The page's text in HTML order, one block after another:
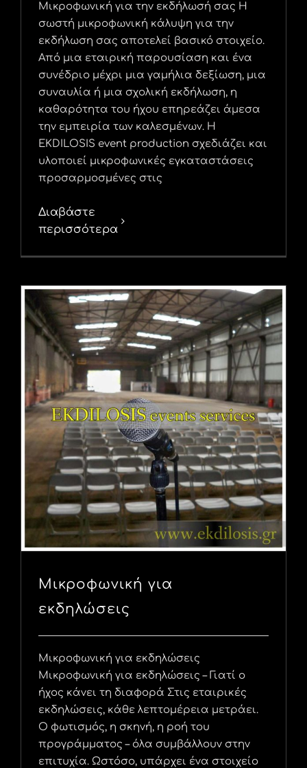
Μικροφωνική για την εκδήλωσή σας Η
σωστή μικροφωνική κάλυψη για την
εκδήλωση σας αποτελεί βασικό στοιχείο.
Από μια εταιρική παρουσίαση και ένα
συνέδριο μέχρι μια γαμήλια δεξίωση, μια
συναυλία ή μια σχολική εκδήλωση, η
καθαρότητα του ήχου επηρεάζει άμεσα
την εμπειρία των καλεσμένων. Η
EKDILOSIS event production σχεδιάζει και
υλοποιεί μικροφωνικές εγκαταστάσεις
προσαρμοσμένες στις
Διαβάστε
περισσότερα
Μικροφωνική για
εκδηλώσεις
Μικροφωνική για εκδηλώσεις
Μικροφωνική για εκδηλώσεις – Γιατί ο
ήχος κάνει τη διαφορά Στις εταιρικές
εκδηλώσεις, κάθε λεπτομέρεια μετράει.
Ο φωτισμός, η σκηνή, η ροή του
προγράμματος – όλα συμβάλλουν στην
επιτυχία. Ωστόσο, υπάρχει ένα στοιχείο